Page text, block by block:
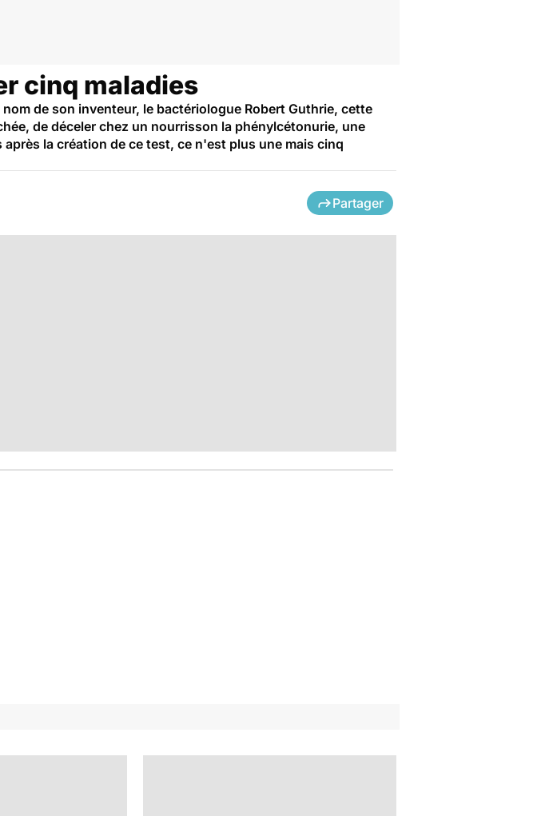
cinq maladies
de son inventeur, le bactériologue Robert Guthrie, cette
de déceler chez un nourrisson la phénylcétonurie, une
la création de ce test, ce n'est plus une mais cinq
Partager